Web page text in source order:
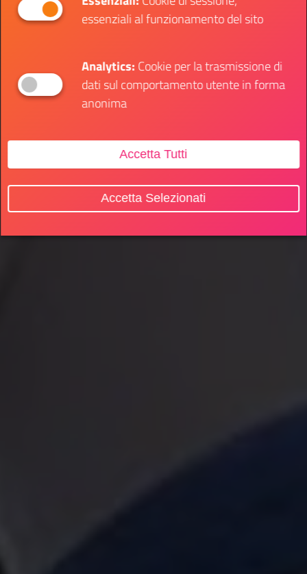
essenziali al funzionamento del sito
Analytics:Cookie per la trasmissione di
dati sul comportamento utente in forma
anonima
Accetta Tutti
Accetta Selezionati